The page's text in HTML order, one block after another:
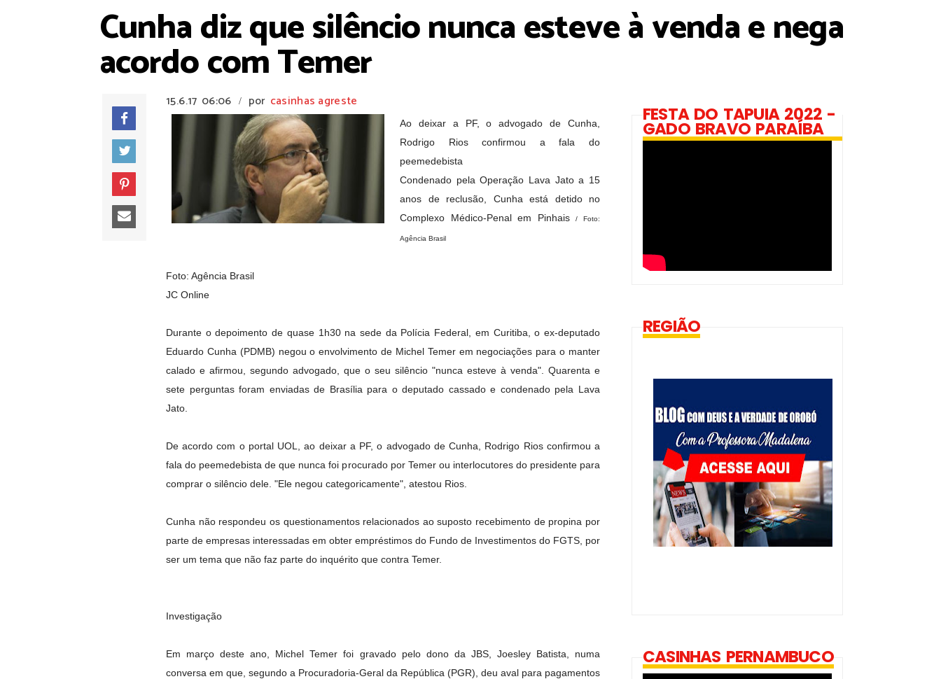
Cunha diz que silêncio nunca esteve à venda e nega
acordo com Temer
15.6.17 06:06 / por casinhas agreste
Ao deixar a PF, o advogado de Cunha,
Rodrigo Rios confirmou a fala do
peemedebista
Condenado pela Operação Lava Jato a 15
anos de reclusão, Cunha está detido no
Complexo Médico-Penal em Pinhais/ Foto:
Agência Brasil
Foto: Agência Brasil
JC Online
Durante o depoimento de quase 1h30 na sede da Polícia Federal, em Curitiba, o ex-deputado
Eduardo Cunha (PDMB) negou o envolvimento de Michel Temer em negociações para o manter
calado e afirmou, segundo advogado, que o seu silêncio "nunca esteve à venda". Quarenta e
sete perguntas foram enviadas de Brasília para o deputado cassado e condenado pela Lava
Jato.
De acordo com o portal UOL, ao deixar a PF, o advogado de Cunha, Rodrigo Rios confirmou a
fala do peemedebista de que nunca foi procurado por Temer ou interlocutores do presidente para
comprar o silêncio dele. "Ele negou categoricamente", atestou Rios.
Cunha não respondeu os questionamentos relacionados ao suposto recebimento de propina por
parte de empresas interessadas em obter empréstimos do Fundo de Investimentos do FGTS, por
ser um tema que não faz parte do inquérito que contra Temer.
Investigação
Em março deste ano, Michel Temer foi gravado pelo dono da JBS, Joesley Batista, numa
conversa em que, segundo a Procuradoria-Geral da República (PGR), deu aval para pagamentos
FESTA DO TAPUIA 2022 -
GADO BRAVO PARAÍBA
REGIÃO
CASINHAS PERNAMBUCO